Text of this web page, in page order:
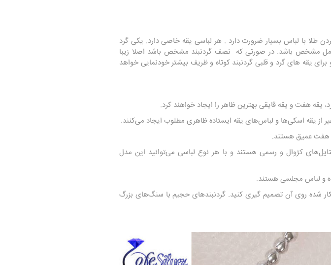
طلا با لباس بسیار ضرورت دارد . هر لباسی یقه خاصی دارد. یکی گرد
مشخص باشد. در صورتی که نصف گردنبند مشخص باشد اصلا زیبا
یقه‌ های گرد و قلبی گردنبند کوتاه و ظریف بیشتر خودنمایی خواهد
است، مناسب برای استایل‌های کژوال و رسمی هستند و با هر نوع لباسی می‌توانید این مدل
شده روی آن تصمیم گیری کنید. گردنبندهای حجیم با سنگ‌های بزرگ